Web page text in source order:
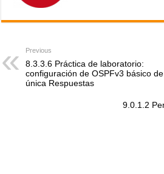
Previous
8.3.3.6 Práctica de laboratorio:
configuración de OSPFv3 básico
única Respuestas
9.0.1.2